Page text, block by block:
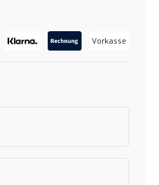
Vorkasse